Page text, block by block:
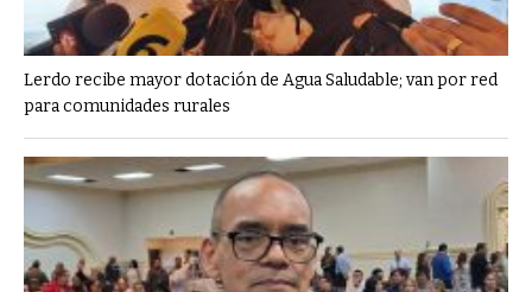
Lerdo recibe mayor dotación de Agua Saludable; van por red
para comunidades rurales